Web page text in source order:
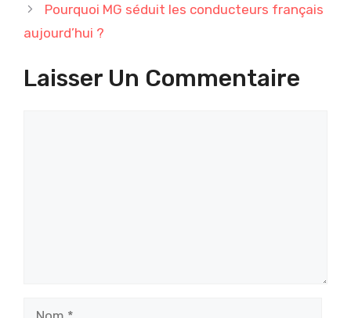
Pourquoi MG séduit les conducteurs français
aujourd’hui ?
Laisser Un Commentaire